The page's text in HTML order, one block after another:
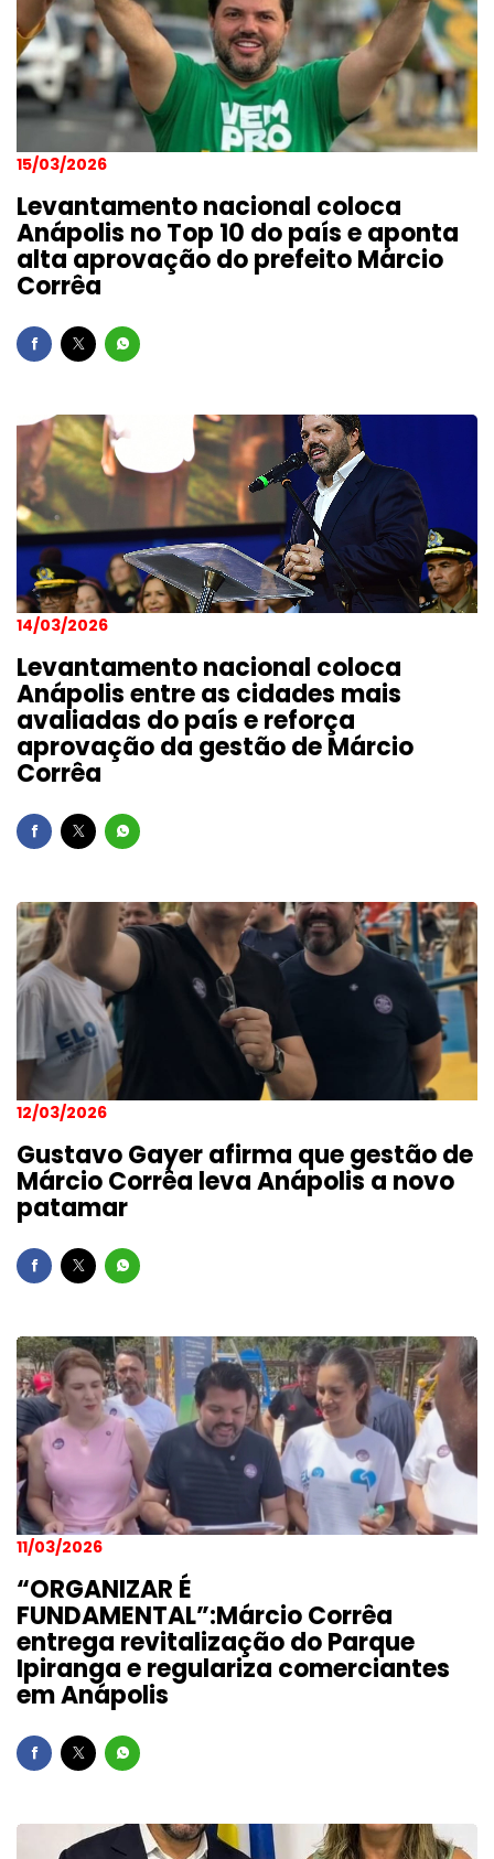
15/03/2026
Levantamento nacional coloca
Anápolis no Top 10 do país e aponta
alta aprovação do prefeito Márcio
Corrêa
14/03/2026
Levantamento nacional coloca
Anápolis entre as cidades mais
avaliadas do país e reforça
aprovação da gestão de Márcio
Corrêa
12/03/2026
Gustavo Gayer afirma que gestão de
Márcio Corrêa leva Anápolis a novo
patamar
11/03/2026
“ORGANIZAR É
FUNDAMENTAL”:Márcio Corrêa
entrega revitalização do Parque
Ipiranga e regulariza comerciantes
em Anápolis